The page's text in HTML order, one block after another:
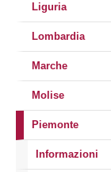
Liguria
Lombardia
Marche
Molise
Piemonte
Informazioni